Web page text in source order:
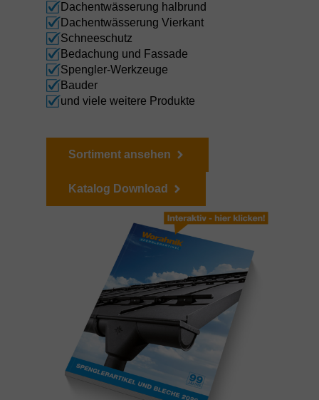
Dachentwässerung halbrund
Dachentwässerung Vierkant
Schneeschutz
Bedachung und Fassade
Spengler-Werkzeuge
Bauder
und viele weitere Produkte
Sortiment ansehen
Katalog Download